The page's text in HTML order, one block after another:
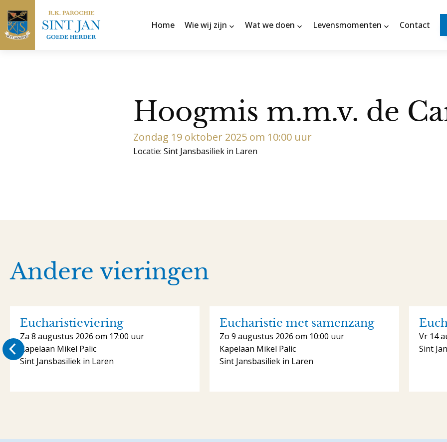
Home Wie wij zijn Wat we doen Levensmomenten Contact
Hoogmis m.m.v. de
Zondag 19 oktober 2025 om 10:00 uur
Locatie: Sint Jansbasiliek in Laren
Andere vieringen
Eucharistieviering
Za 8 augustus 2026 om 17:00 uur
Kapelaan Mikel Palic
Sint Jansbasiliek in Laren
Eucharistie met samenzang
Zo 9 augustus 2026 om 10:00 uur
Kapelaan Mikel Palic
Sint Jansbasiliek in Laren
Vr 14
Sint